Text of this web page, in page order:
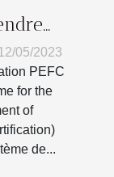
05/2023
PEFC
for the
of
de...